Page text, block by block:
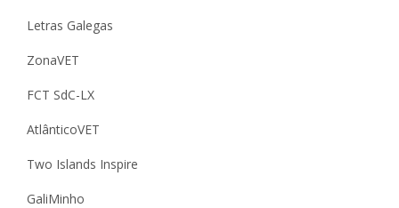
Letras Galegas
ZonaVET
FCT SdC-LX
AtlânticoVET
Two Islands Inspire
GaliMinho